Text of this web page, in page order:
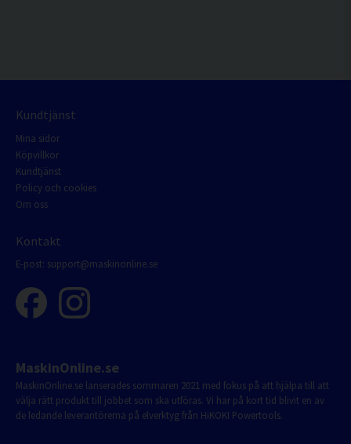
Kundtjänst
Mina sidor
Köpvillkor
Kundtjänst
Policy och cookies
Om oss
Kontakt
E-post: support@maskinonline.se
MaskinOnline.se
MaskinOnline.se lanserades sommaren 2021 med fokus på att hjälpa till att
välja rätt produkt till jobbet som ska utföras. Vi har på kort tid blivit en av
de ledande leverantörerna på elverktyg från HiKOKI Powertools.